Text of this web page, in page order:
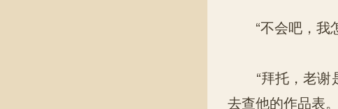
“不会吧，我
“拜托，老谢
去查他的作品表